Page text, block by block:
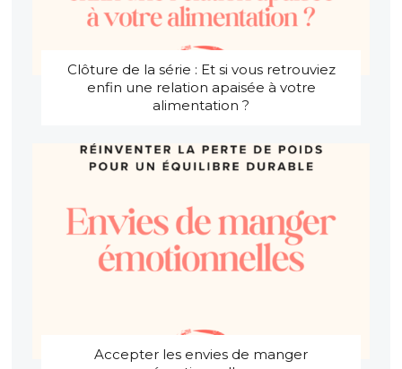
Clôture de la série : Et si vous retrouviez
enfin une relation apaisée à votre
alimentation ?
Accepter les envies de manger